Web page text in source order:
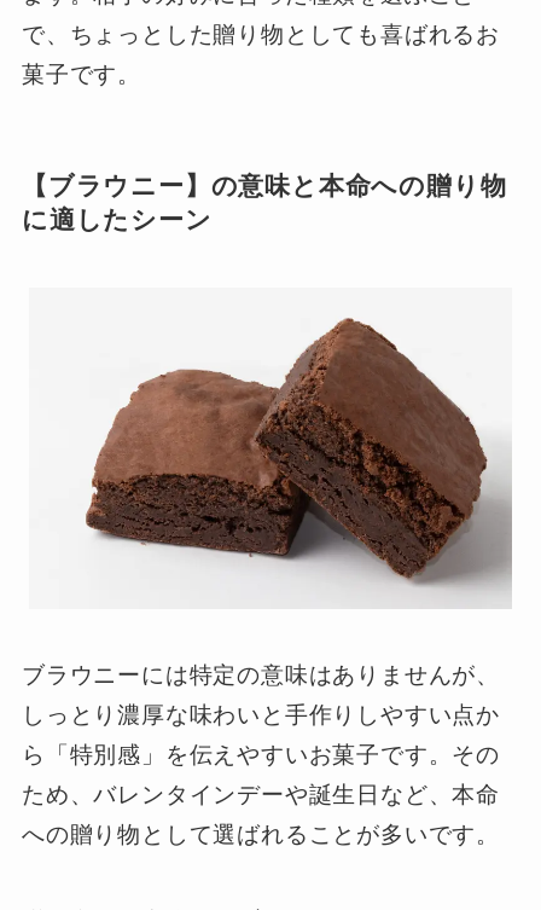
で、ちょっとした贈り物としても喜ばれるお
菓子です。
【ブラウニー】の意味と本命への贈り物
に適したシーン
ブラウニーには特定の意味はありませんが、
しっとり濃厚な味わいと手作りしやすい点か
ら「特別感」を伝えやすいお菓子です。その
ため、バレンタインデーや誕生日など、本命
への贈り物として選ばれることが多いです。